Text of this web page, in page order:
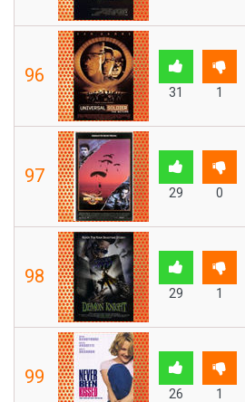
96
31 1
97
29 0
98
29 1
99
26 1